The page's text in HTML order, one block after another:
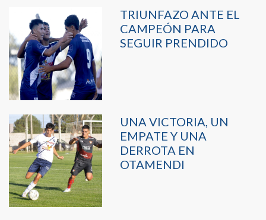
TRIUNFAZO ANTE EL
CAMPEÓN PARA
SEGUIR PRENDIDO
UNA VICTORIA, UN
EMPATE Y UNA
DERROTA EN
OTAMENDI